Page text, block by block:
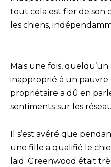
tout cela est fier de son
les chiens,
Mais une fois,
inapproprié à un pauvre
propriétaire a dû en
sentiments sur les
Il s’est avéré que
une fille a qualifié le
laid. Greenwood était